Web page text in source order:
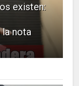
existen:
nota